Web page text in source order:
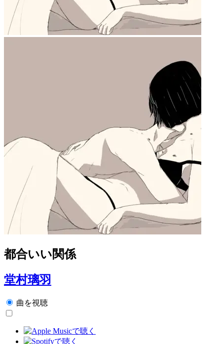
都合いい関係
堂村璃羽
曲を視聴